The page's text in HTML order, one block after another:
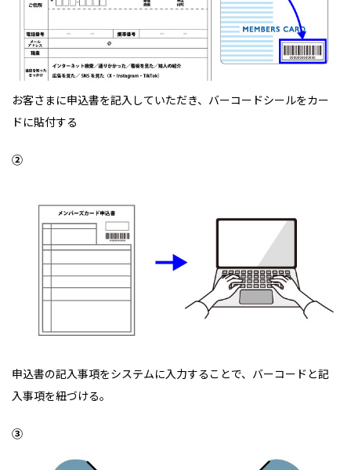
お客さまに申込書を記入していただき、バーコードシールをカー
ドに貼付する
②
申込書の記入事項をシステムに入力することで、バーコードと記
入事項を紐づける。
③